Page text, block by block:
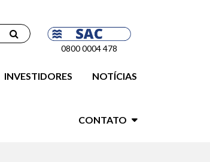
0800 0004 478
INVESTIDORES NOTÍCIAS
CONTATO